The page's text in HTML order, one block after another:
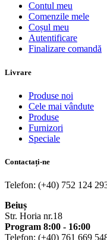
Contul meu
Comenzile mele
Coșul meu
Autentificare
Finalizare comandă
Livrare
Produse noi
Cele mai vândute
Produse
Furnizori
Speciale
Contactați-ne
Telefon: (+40) 752 124
Beiuș
Str. Horia nr.18
Program 8:00 - 16:00
Telefon: (+40) 761 669